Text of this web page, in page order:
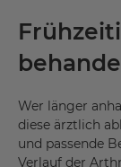
Wer länger
diese ärztlich
und passende
Verlauf der